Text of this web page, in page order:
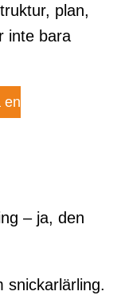
plan,
inte bara
en
– ja, den
snickarlärling.